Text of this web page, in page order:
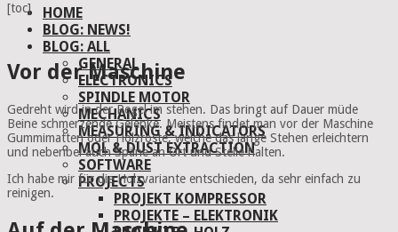
HOME
BLOG: NEWS!
BLOG: ALL
GENERAL
ELECTRONICS
SPINDLE MOTOR
MECHANICS
MEASURING & INDICATORS
MQL & DUST EXTRACTION
SOFTWARE
PROJECTS
PROJEKT KOMPRESSOR
PROJEKTE – ELEKTRONIK
[toc]
Vor der Maschine
Gedreht wird in der Regel im stehen. Das bringt auf Dauer müde
Beine schmerzende Gelenke. Meistens findet man vor der Maschine
Gummimatten oder Holzroste, welche das lange Stehen erleichtern
und nebenbei auch Späne an Ort und Stelle halten.
Ich habe mir für die Holzvariante entschieden, da sehr einfach zu
reinigen.